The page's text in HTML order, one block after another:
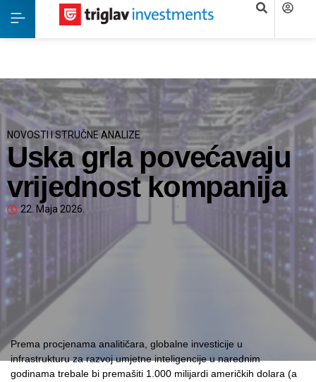
NOVOSTI I STRUČNE ANALIZE
Uska grla povećavaju
vrijednost kompanija
22. Maja 2026.
Prema procjenama analitičara, globalne investicije u
infrastrukturu za razvoj umjetne inteligencije u narednim
godinama trebale bi premašiti 1.000 milijardi američkih dolara (a